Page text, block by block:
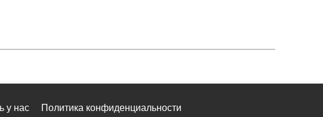
у нас Политика конфиденциальности